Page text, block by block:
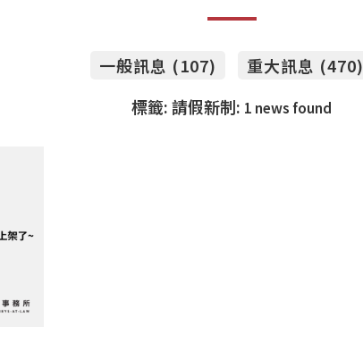
一般訊息 (107)
重大訊息 (470)
標籤: 請假新制: 1 news found